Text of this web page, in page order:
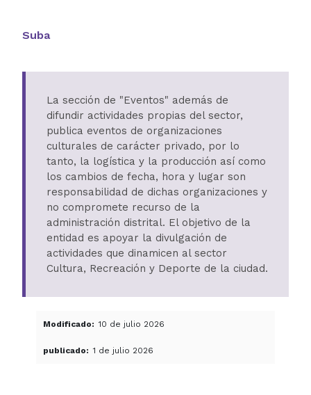
Suba
La sección de "Eventos" además de
difundir actividades propias del sector,
publica eventos de organizaciones
culturales de carácter privado, por lo
tanto, la logística y la producción así como
los cambios de fecha, hora y lugar son
responsabilidad de dichas organizaciones y
no compromete recurso de la
administración distrital. El objetivo de la
entidad es apoyar la divulgación de
actividades que dinamicen al sector
Cultura, Recreación y Deporte de la ciudad.
Modificado 10 de julio 2026
publicado 1 de julio 2026